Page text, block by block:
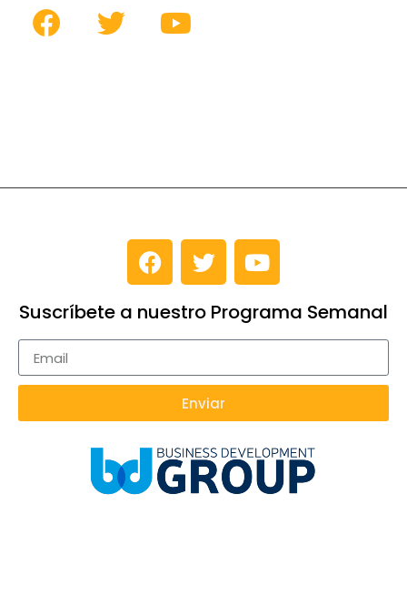
Suscríbete a nuestro Programa Semanal
Enviar